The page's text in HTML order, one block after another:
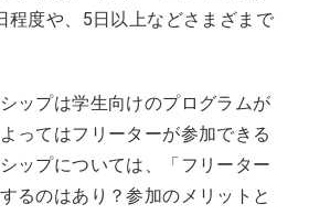
程度や、5日以上などさまざまで
ップは学生向けのプログラムが
ってはフリーターが参加できる
ップについては、「フリーター
るのはあり？参加のメリットと